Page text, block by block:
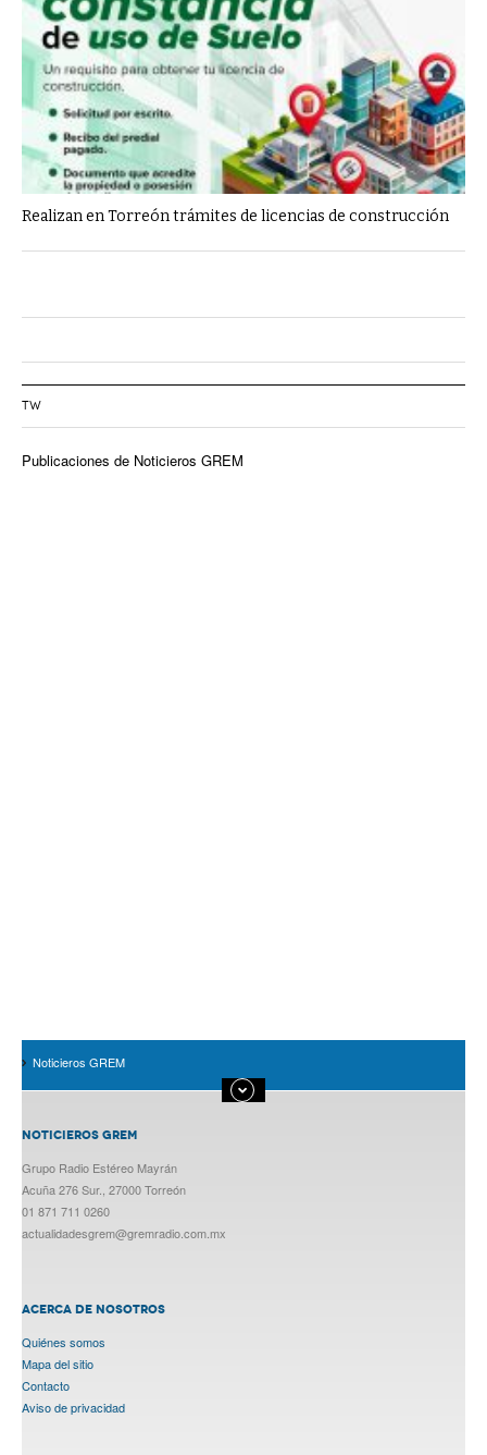
Realizan en Torreón trámites de licencias de construcción
TW
Publicaciones de Noticieros GREM
Noticieros GREM
NOTICIEROS GREM
Grupo Radio Estéreo Mayrán
Acuña 276 Sur., 27000 Torreón
01 871 711 0260
actualidadesgrem@gremradio.com.mx
ACERCA DE NOSOTROS
Quiénes somos
Mapa del sitio
Contacto
Aviso de privacidad